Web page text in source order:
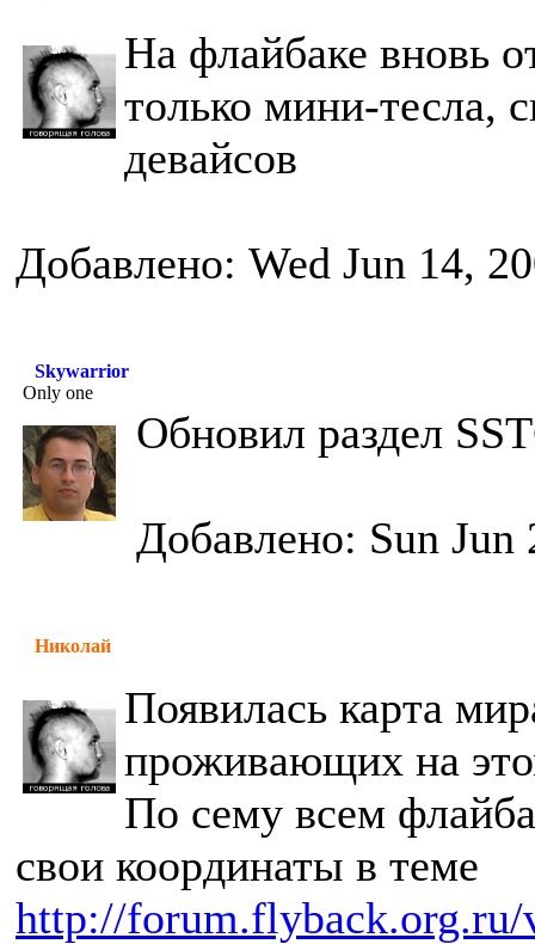
На флайбаке вновь
только мини-тесла,
девайсов
Добавлено: Wed Jun 14,
Skywarrior
Only one
Обновил раздел
Добавлено: Sun Jun
Николай
Появилась карта
проживающих на
По сему всем
свои координаты в теме
http://forum.flyback.org.ru/